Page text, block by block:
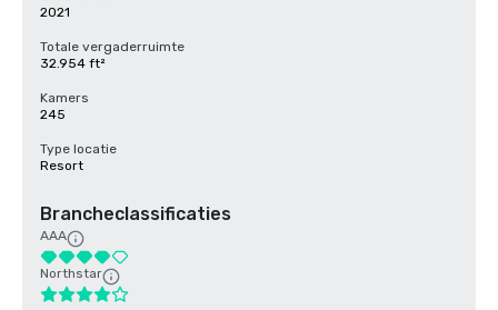
2021
Totale vergaderruimte
32.954 ft²
Kamers
245
Type locatie
Resort
Brancheclassificaties
AAA
Northstar